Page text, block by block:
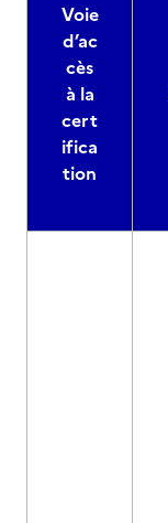
Voie
d’ac
cès
à la
cert
ifica
tion